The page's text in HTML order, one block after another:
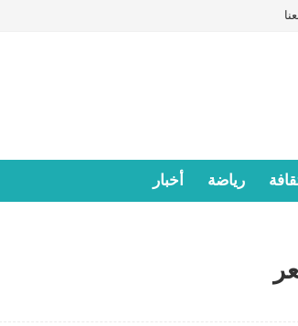
رياضة أخبار